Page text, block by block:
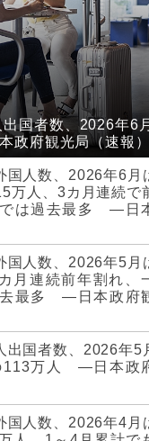
出国者数、2026年6
府観光局（速報）
国人数、2026年6月
万人、3カ月連続で
では過去最多 ―日
国人数、2026年5月
月連続前年割れ、
去最多 ―日本政府
出国者数、2026年5
113万人 ―日本政
国人数、2026年4月